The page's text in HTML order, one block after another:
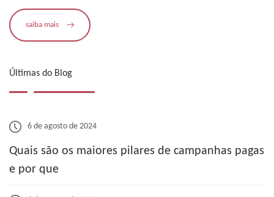
saiba mais
Últimas do Blog
6 de agosto de 2024
Quais são os maiores pilares de campanhas pagas
e por que